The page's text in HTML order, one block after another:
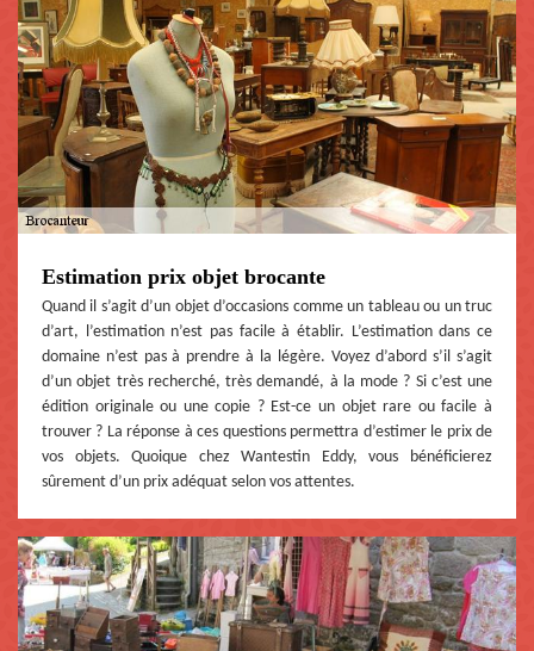
Estimation prix objet brocante
Quand il s’agit d’un objet d’occasions comme un tableau ou un truc
d’art, l’estimation n’est pas facile à établir. L’estimation dans ce
domaine n’est pas à prendre à la légère. Voyez d’abord s’il s’agit
d’un objet très recherché, très demandé, à la mode ? Si c’est une
édition originale ou une copie ? Est-ce un objet rare ou facile à
trouver ? La réponse à ces questions permettra d’estimer le prix de
vos objets. Quoique chez Wantestin Eddy, vous bénéficierez
sûrement d’un prix adéquat selon vos attentes.